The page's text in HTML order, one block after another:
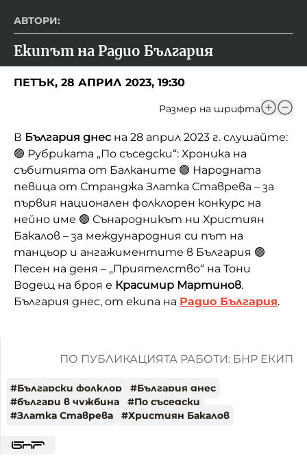
АВТОРИ:
Екипът на Радио България
ПЕТЪК, 28 АПРИЛ 2023, 19:30
Размер на шрифта
В България днес на 28 април 2023 г. слушайте:
🟢 Рубриката „По съседски“: Хроника на
събитията от Балканите 🟢 Народната
певица от Странджа Златка Ставрева – за
първия национален фолклорен конкурс на
нейно име 🟢 Сънародникът ни Християн
Бакалов – за международния си път на
танцьор и ангажиментите в България 🟢
Песен на деня – „Приятелство“ на Тони
Водещ на броя е Красимир Мартинов.
България днес, от екипа на Радио България.
ПО ПУБЛИКАЦИЯТА РАБОТИ: БНР ЕКИП
#Български фолклор #България днес
#българи в чужбина #По съседски
#Златка Ставрева #Християн Бакалов